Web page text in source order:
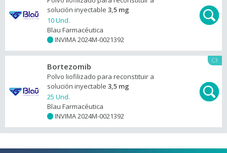
solución inyectable 3,5 mg
10 Und.
Blau Farmacéutica
INVIMA 2024M-0021392
C3
Bortezomib
Polvo liofilizado para reconstituir a
solución inyectable 3,5 mg
25 Und.
Blau Farmacéutica
INVIMA 2024M-0021392